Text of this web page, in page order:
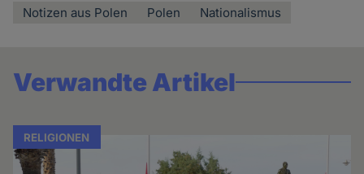
Notizen aus Polen Polen Nationalismus
Verwandte Artikel
RELIGIONEN